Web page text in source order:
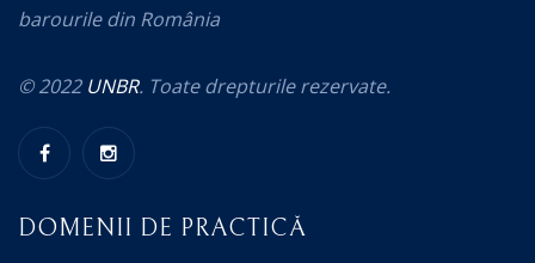
barourile din România
© 2022 UNBR. Toate drepturile rezervate.
DOMENII DE PRACTICĂ